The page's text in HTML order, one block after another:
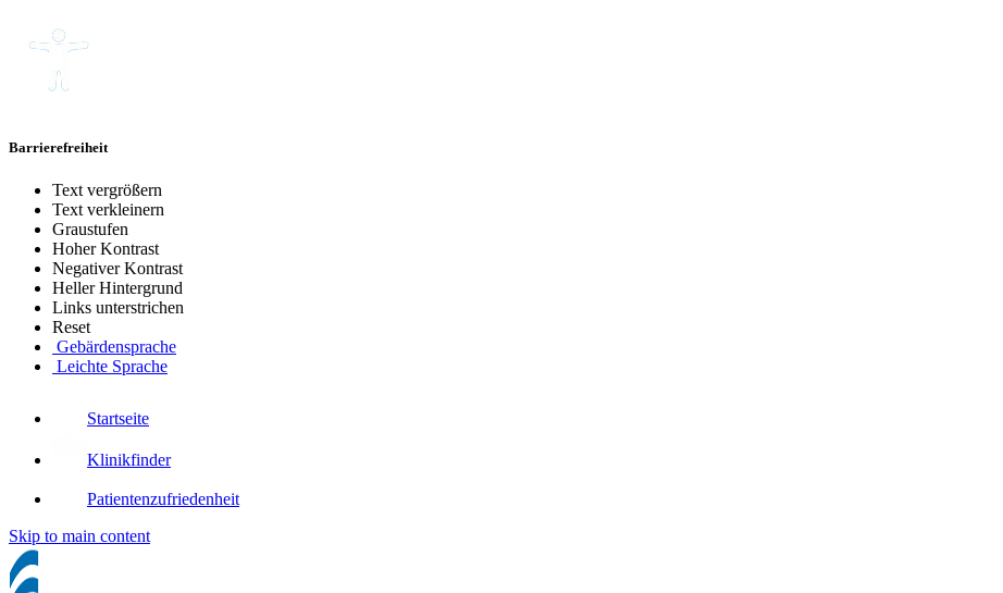
Barrierefreiheit
Text vergrößern
Text verkleinern
Graustufen
Hoher Kontrast
Negativer Kontrast
Heller Hintergrund
Links unterstrichen
Reset
Gebärdensprache
Leichte Sprache
Startseite
Klinikfinder
Patientenzufriedenheit
Skip to main content